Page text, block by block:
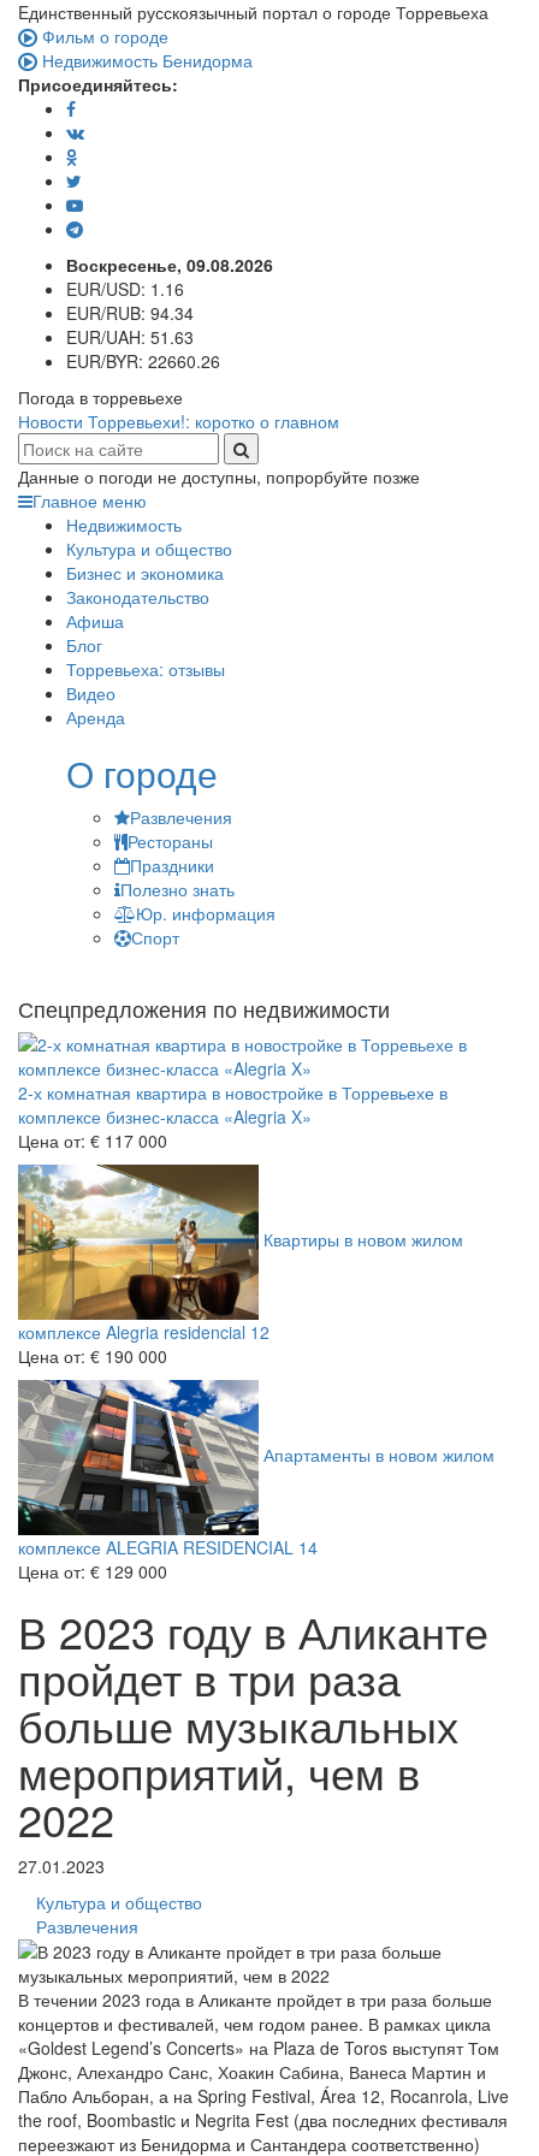
Eдинственный русскоязычный портал о городе Торревьеха
Фильм о городе
Недвижимость Бенидорма
Присоединяйтесь:
Воскресенье, 09.08.2026
EUR/USD: 1.16
EUR/RUB: 94.34
EUR/UAH: 51.63
EUR/BYR: 22660.26
Погода в торревьехе
Новости Торревьехи!: коротко о главном
Данные о погоди не доступны, попрорбуйте позже
Главное меню
Недвижимость
Культура и общество
Бизнес и экономика
Законодательство
Афиша
Блог
Торревьеха: отзывы
Видео
Аренда
О городе
Развлечения
Рестораны
Праздники
Полезно знать
Юр. информация
Спорт
Спецпредложения по недвижимости
2-х комнатная квартира в новостройке в Торревьехе в
комплексе бизнес-класса «Alegria X»
Цена от: € 117 000
Квартиры в новом жилом
комплексе Alegria residencial 12
Цена от: € 190 000
Апартаменты в новом жилом
комплексе ALEGRIA RESIDENCIAL 14
Цена от: € 129 000
В 2023 году в Аликанте
пройдет в три раза
больше музыкальных
мероприятий, чем в
2022
27.01.2023
Культура и общество
Развлечения
В течении 2023 года в Аликанте пройдет в три раза больше
концертов и фестивалей, чем годом ранее. В рамках цикла
«Goldest Legend’s Concerts» на Plaza de Toros выступят Том
Джонс, Алехандро Санс, Хоакин Сабина, Ванеса Мартин и
Пабло Альборан, а на Spring Festival, Área 12, Rocanrola, Live
the roof, Boombastic и Negrita Fest (два последних фестиваля
переезжают из Бенидорма и Сантандера соответственно)